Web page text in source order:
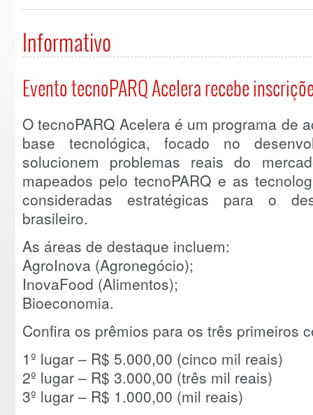
Informativo
Evento tecnoPARQ Acelera recebe
O tecnoPARQ Acelera é um programa de
base tecnológica, focado no
solucionem problemas reais do
mapeados pelo tecnoPARQ e as
consideradas estratégicas para o
brasileiro.
As áreas de destaque incluem:
AgroInova (Agronegócio);
InovaFood (Alimentos);
Bioeconomia.
Confira os prêmios para os três primeiros
1º lugar – R$ 5.000,00 (cinco mil reais)
2º lugar – R$ 3.000,00 (três mil reais)
3º lugar – R$ 1.000,00 (mil reais)